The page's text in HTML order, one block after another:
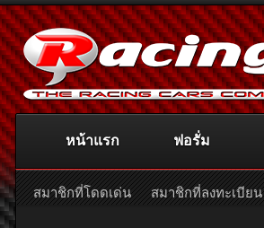
หน้าแรก ฟอรั่ม
สมาชิกที่โดดเด่น สมาชิกที่ลงทะเบียน